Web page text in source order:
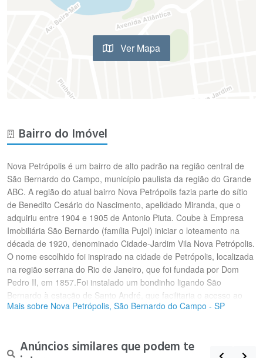
Ver Mapa
Bairro do Imóvel
Nova Petrópolis é um bairro de alto padrão na região central de
São Bernardo do Campo, município paulista da região do Grande
ABC. A região do atual bairro Nova Petrópolis fazia parte do sítio
de Benedito Cesário do Nascimento, apelidado Miranda, que o
adquiriu entre 1904 e 1905 de Antonio Piuta. Coube à Empresa
Imobiliária São Bernardo (família Pujol) iniciar o loteamento na
década de 1920, denominado Cidade-Jardim Vila Nova Petrópolis.
O nome escolhido foi inspirado na cidade de Petrópolis, localizada
na região serrana do Rio de Janeiro, que foi fundada por Dom
Pedro II, em 1857.Foi instalado um bondinho ligando São
Bernardo à estação de Santo André, que facilitaria o acesso ao
loteamento de quem vinha da capital. O ponto final era próximo à
construído um chafariz) e iria até o final do loteamento. Os planos
Mais sobre Nova Petrópolis, São Bernardo do Campo - SP
Anúncios similares que podem te